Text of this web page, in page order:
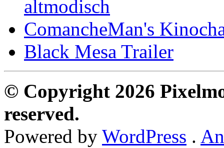
altmodisch
ComancheMan's
Black Mesa Trailer
© Copyright 2026
reserved.
Powered by WordPress .